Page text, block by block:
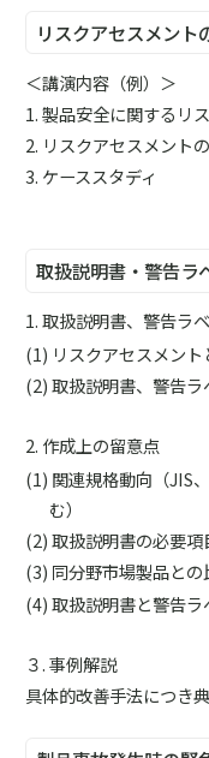
リスクアセスメント
＜講演内容（例）＞
1. 製品安全に関するリ
2. リスクアセスメント
3. ケーススタディ
取扱説明書・警告ラ
1. 取扱説明書、警告ラ
リスクアセスメン
取扱説明書、警告
2. 作成上の留意点
関連規格動向（JIS
む）
取扱説明書の必要項
同分野市場製品との
取扱説明書と警告
３. 事例解説
具体的改善手法につき